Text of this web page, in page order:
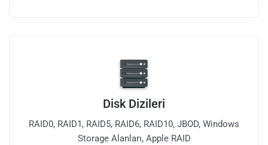
Disk Dizileri
RAID0, RAID1, RAID5, RAID6, RAID10, JBOD, Windows
Storage Alanları, Apple RAID